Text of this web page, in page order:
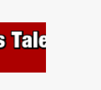
mit
...
retten,
wird,